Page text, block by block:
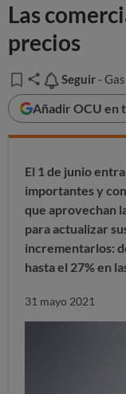
Las
precios
Seguir
Seguir -
Añadir OCU en
El 1 de junio
importantes y
que aprovechan
para actualizar
incrementarlos:
hasta el 27% en
31 mayo 2021